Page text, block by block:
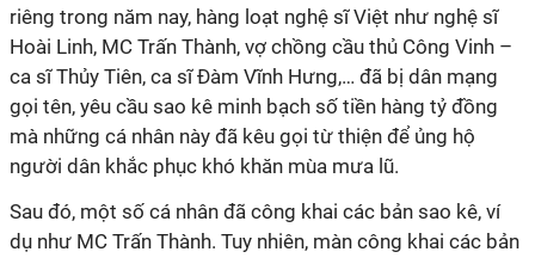
riêng trong năm nay, hàng loạt nghệ sĩ Việt như nghệ sĩ
Hoài Linh, MC Trấn Thành, vợ chồng cầu thủ Công Vinh –
ca sĩ Thủy Tiên, ca sĩ Đàm Vĩnh Hưng,… đã bị dân mạng
gọi tên, yêu cầu sao kê minh bạch số tiền hàng tỷ đồng
mà những cá nhân này đã kêu gọi từ thiện để ủng hộ
người dân khắc phục khó khăn mùa mưa lũ.
Sau đó, một số cá nhân đã công khai các bản sao kê, ví
dụ như MC Trấn Thành. Tuy nhiên, màn công khai các bản